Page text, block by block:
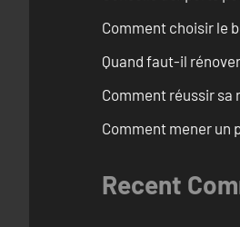
Comment choisir le
Quand faut-il
Comment réussir sa
Comment mener un
Recent